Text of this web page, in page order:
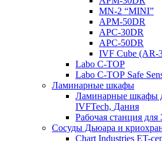
MN-2 “MINI”
APM-50DR
APC-30DR
APC-50DR
IVF Cube (AR-
Labo С-ТОР
Labo С-ТОР Safe
Ламинарные шкафы
Ламинарные шкафы
IVFTech, Дания
Рабочая станция
Сосуды Дьюара и
Chart Industries ET-